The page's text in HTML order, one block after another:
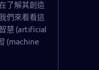
了解其創造
們來看看這
慧 (artificial
(machine